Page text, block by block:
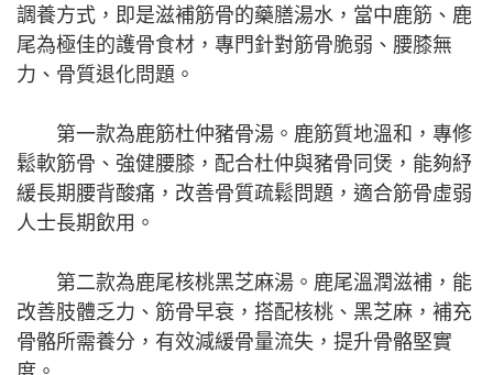
調養方式，即是滋補筋骨的藥膳湯水，當中鹿筋、鹿
尾為極佳的護骨食材，專門針對筋骨脆弱、腰膝無
力、骨質退化問題。
第一款為鹿筋杜仲豬骨湯。鹿筋質地溫和，專修
鬆軟筋骨、強健腰膝，配合杜仲與豬骨同煲，能夠紓
緩長期腰背酸痛，改善骨質疏鬆問題，適合筋骨虛弱
人士長期飲用。
第二款為鹿尾核桃黑芝麻湯。鹿尾溫潤滋補，能
改善肢體乏力、筋骨早衰，搭配核桃、黑芝麻，補充
骨骼所需養分，有效減緩骨量流失，提升骨骼堅實